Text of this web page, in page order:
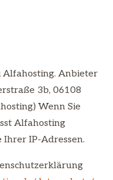
Alfahosting. Anbieter
3b, 06108
Wenn Sie
Alfahosting
IP-Adressen.